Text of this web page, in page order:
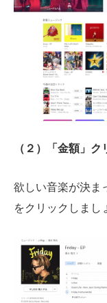
（２）「金額」ク
欲しい音楽が決ま
をクリックしまし